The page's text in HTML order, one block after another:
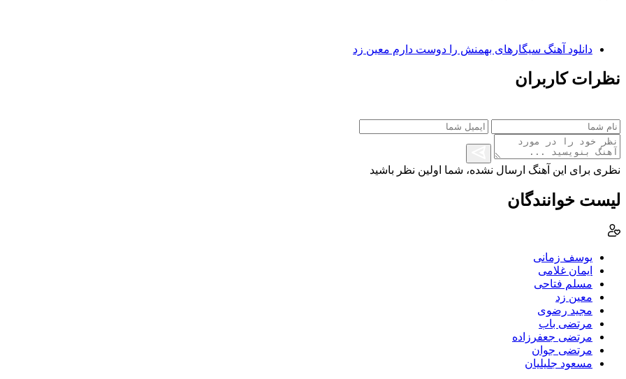
دانلود آهنگ سیگارهای بهمنش را دوست دارم معین زد
نظرات کاربران
نظری برای این آهنگ ارسال نشده، شما اولین نظر باشید
لیست خوانندگان
یوسف زمانی
ایمان غلامی
مسلم فتاحی
معین زد
مجید رضوی
مرتضی باب
مرتضی جعفرزاده
مرتضی جوان
مسعود جلیلیان